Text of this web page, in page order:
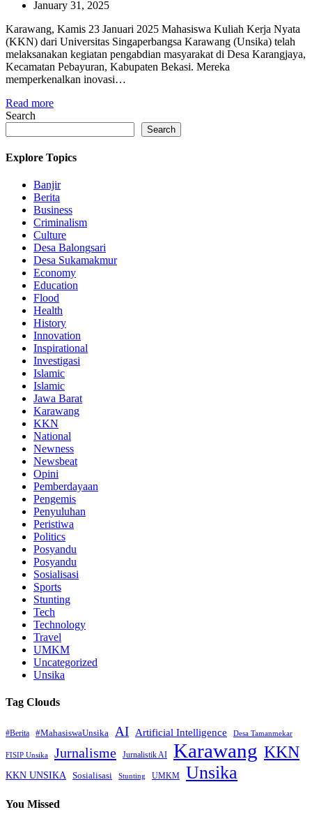
January 31, 2025
Karawang, Kamis 23 Januari 2025 Mahasiswa Kuliah Kerja Nyata
(KKN) dari Universitas Singaperbangsa Karawang (Unsika) telah
melaksanakan kegiatan pengabdian masyarakat di Desa Karangjaya,
Kecamatan Pebayuran, Kabupaten Bekasi. Mereka
memperkenalkan inovasi…
Read more
Search
Search
Explore Topics
Banjir
Berita
Business
Criminalism
Culture
Desa Balongsari
Desa Sukamakmur
Economy
Education
Flood
Health
History
Innovation
Inspirational
Investigasi
Islamic
Islamic
Jawa Barat
Karawang
KKN
National
Newness
Newsbeat
Opini
Pemberdayaan
Pengemis
Penyuluhan
Peristiwa
Politics
Posyandu
Posyandu
Sosialisasi
Sports
Stunting
Tech
Technology
Travel
UMKM
Uncategorized
Unsika
Tag Clouds
#Berita #MahasiswaUnsika AI Artificial Intelligence Desa Tamanmekar
FISIP Unsika Jurnalisme Jurnalistik AI Karawang KKN
KKN UNSIKA Sosialisasi Stunting UMKM Unsika
You Missed